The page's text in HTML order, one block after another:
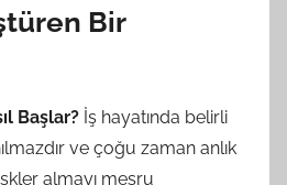
Bir
Başlar? İş hayatında belirli
ve çoğu zaman anlık
almayı meşru